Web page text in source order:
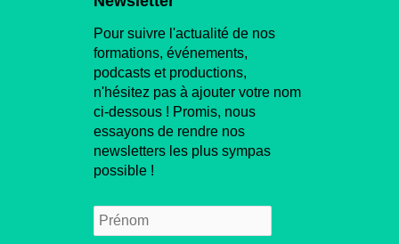
Pour suivre l'actualité de nos
formations, événements,
podcasts et productions,
n'hésitez pas à ajouter votre nom
ci-dessous ! Promis, nous
essayons de rendre nos
newsletters les plus sympas
possible !